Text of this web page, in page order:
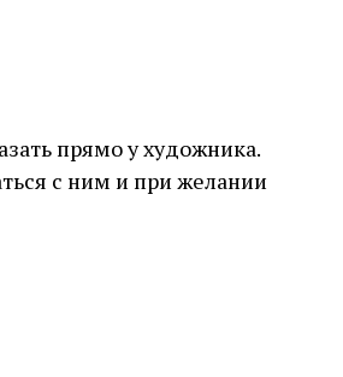
прямо у художника.
с ним и при желании